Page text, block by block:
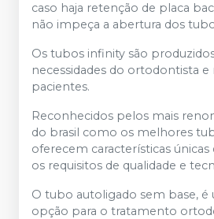
caso haja retenção de placa
não impeça a abertura dos
Os tubos infinity são
necessidades do ortodontista
pacientes.
Reconhecidos pelos mais
do brasil como os melhores
oferecem características
os requisitos de qualidade e
O tubo autoligado sem base, é
opção para o tratamento